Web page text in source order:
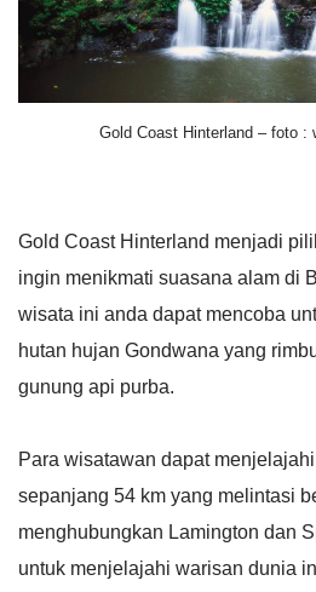
Gold Coast Hinterland – foto :
Gold Coast Hinterland menjadi
ingin menikmati suasana alam di
wisata ini anda dapat mencoba
hutan hujan Gondwana yang
gunung api purba.
Para wisatawan dapat
sepanjang 54 km yang melintasi
menghubungkan Lamington dan
untuk menjelajahi warisan dunia